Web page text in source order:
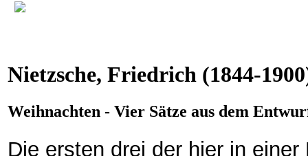
Nietzsche, Friedrich (1844-
Weihnachten - Vier Sätze aus dem
Die ersten drei der hier in